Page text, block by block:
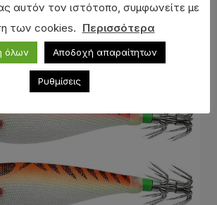
DTD SOFT Real Fish 2.5
αυτόν τον ιστότοπο, συμφωνείτε με
των cookies. Περισσότερα
όλων Αποδοχή απαραίτητων
Ρυθμίσεις